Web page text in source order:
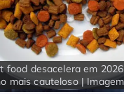
food desacelera em
mais cauteloso |